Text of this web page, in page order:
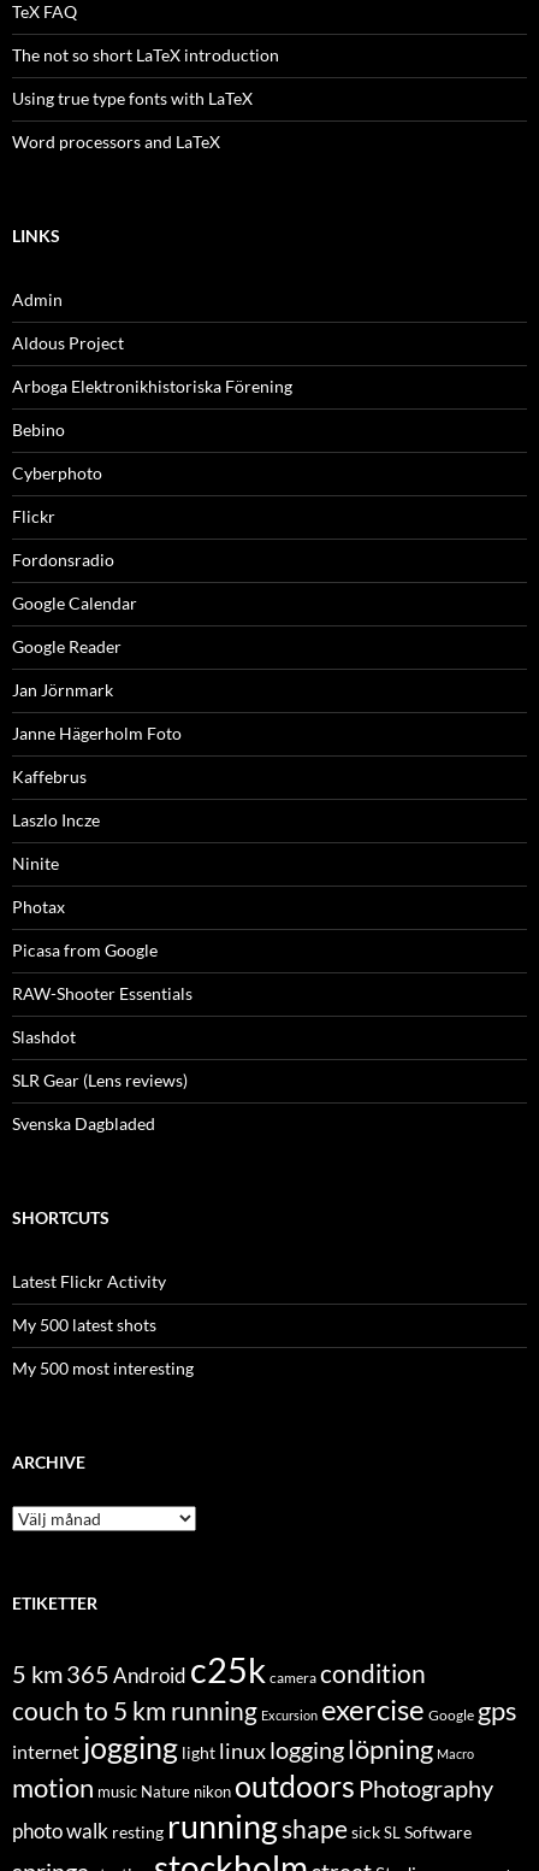
TeX FAQ
The not so short LaTeX introduction
Using true type fonts with LaTeX
Word processors and LaTeX
LINKS
Admin
Aldous Project
Arboga Elektronikhistoriska Förening
Bebino
Cyberphoto
Flickr
Fordonsradio
Google Calendar
Google Reader
Jan Jörnmark
Janne Hägerholm Foto
Kaffebrus
Laszlo Incze
Ninite
Photax
Picasa from Google
RAW-Shooter Essentials
Slashdot
SLR Gear (Lens reviews)
Svenska Dagbladed
SHORTCUTS
Latest Flickr Activity
My 500 latest shots
My 500 most interesting
ARCHIVE
Archive
ETIKETTER
5 km365Android c25k camera condition
couch to 5 km running Excursion exercise Google gps
internet jogging light linuxlogginglöpning Macro
motion music Nature nikon outdoors Photography
photo walk resting runningshapesickSL Software